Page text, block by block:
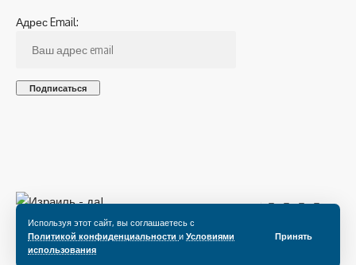
Используя этот сайт, вы соглашаетесь с
Политикой конфиденциальности и Условиями
использования
Принять
Адрес Email:
Подпишитесь на нас